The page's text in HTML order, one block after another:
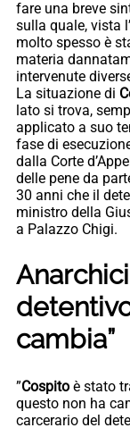
fare una breve
sulla quale, vista
molto spesso è
materia
intervenute
La situazione di
lato si trova,
applicato a suo
fase di
dalla Corte
delle pene da
30 anni che il
ministro della
a Palazzo Chigi.
cambia”
”Cospito è stato
questo non ha
carcerario del